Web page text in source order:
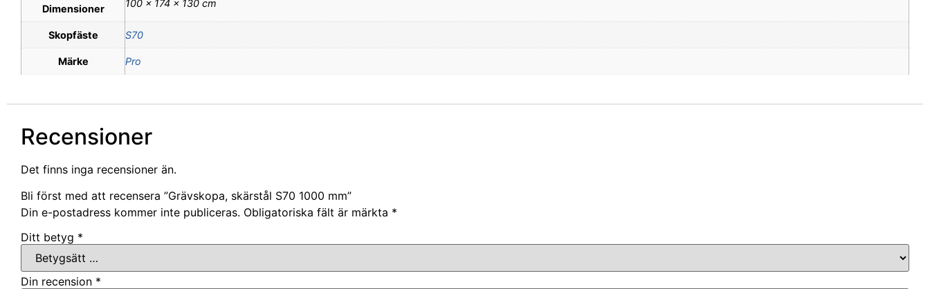
Dimensioner 100 × 174 × 130 cm
Skopfäste S70
Märke Pro
Recensioner
Det finns inga recensioner än.
Bli först med att recensera ”Grävskopa, skärstål S70 1000 mm”
Din e-postadress kommer inte publiceras. Obligatoriska fält är märkta *
Ditt betyg *
Din recension *